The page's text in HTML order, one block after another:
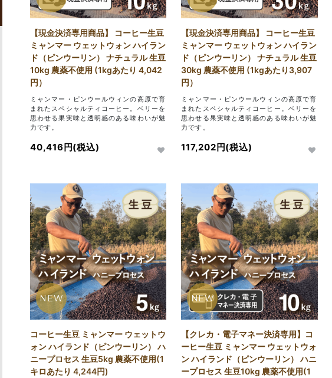
【現金決済専用商品】 コーヒー生豆
ミャンマー ウェットウォン ハイラン
ド（ピンウーリン） ナチュラル 生豆
10kg 農薬不使用 (1kgあたり 4,042
円）
ミャンマー・ピンウールウィンの高原で育
まれたスペシャルティコーヒー。ベリーを
思わせる果実味と透明感のある味わいが魅
力です。
40,416円(税込)
【現金決済専用商品】 コーヒー生豆
ミャンマー ウェットウォン ハイラン
ド（ピンウーリン） ナチュラル 生豆
30kg 農薬不使用 (1kgあたり3,907
円）
ミャンマー・ピンウールウィンの高原で育
まれたスペシャルティコーヒー。ベリーを
思わせる果実味と透明感のある味わいが魅
力です。
117,202円(税込)
NEW
コーヒー生豆 ミャンマー ウェットウ
ォン ハイランド（ピンウーリン） ハ
ニープロセス 生豆5kg 農薬不使用(1
キロあたり 4,244円)
NEW
【クレカ・電子マネー決済専用】コ
ーヒー生豆 ミャンマー ウェットウォ
ン ハイランド（ピンウーリン） ハニ
ープロセス 生豆10kg 農薬不使用(1